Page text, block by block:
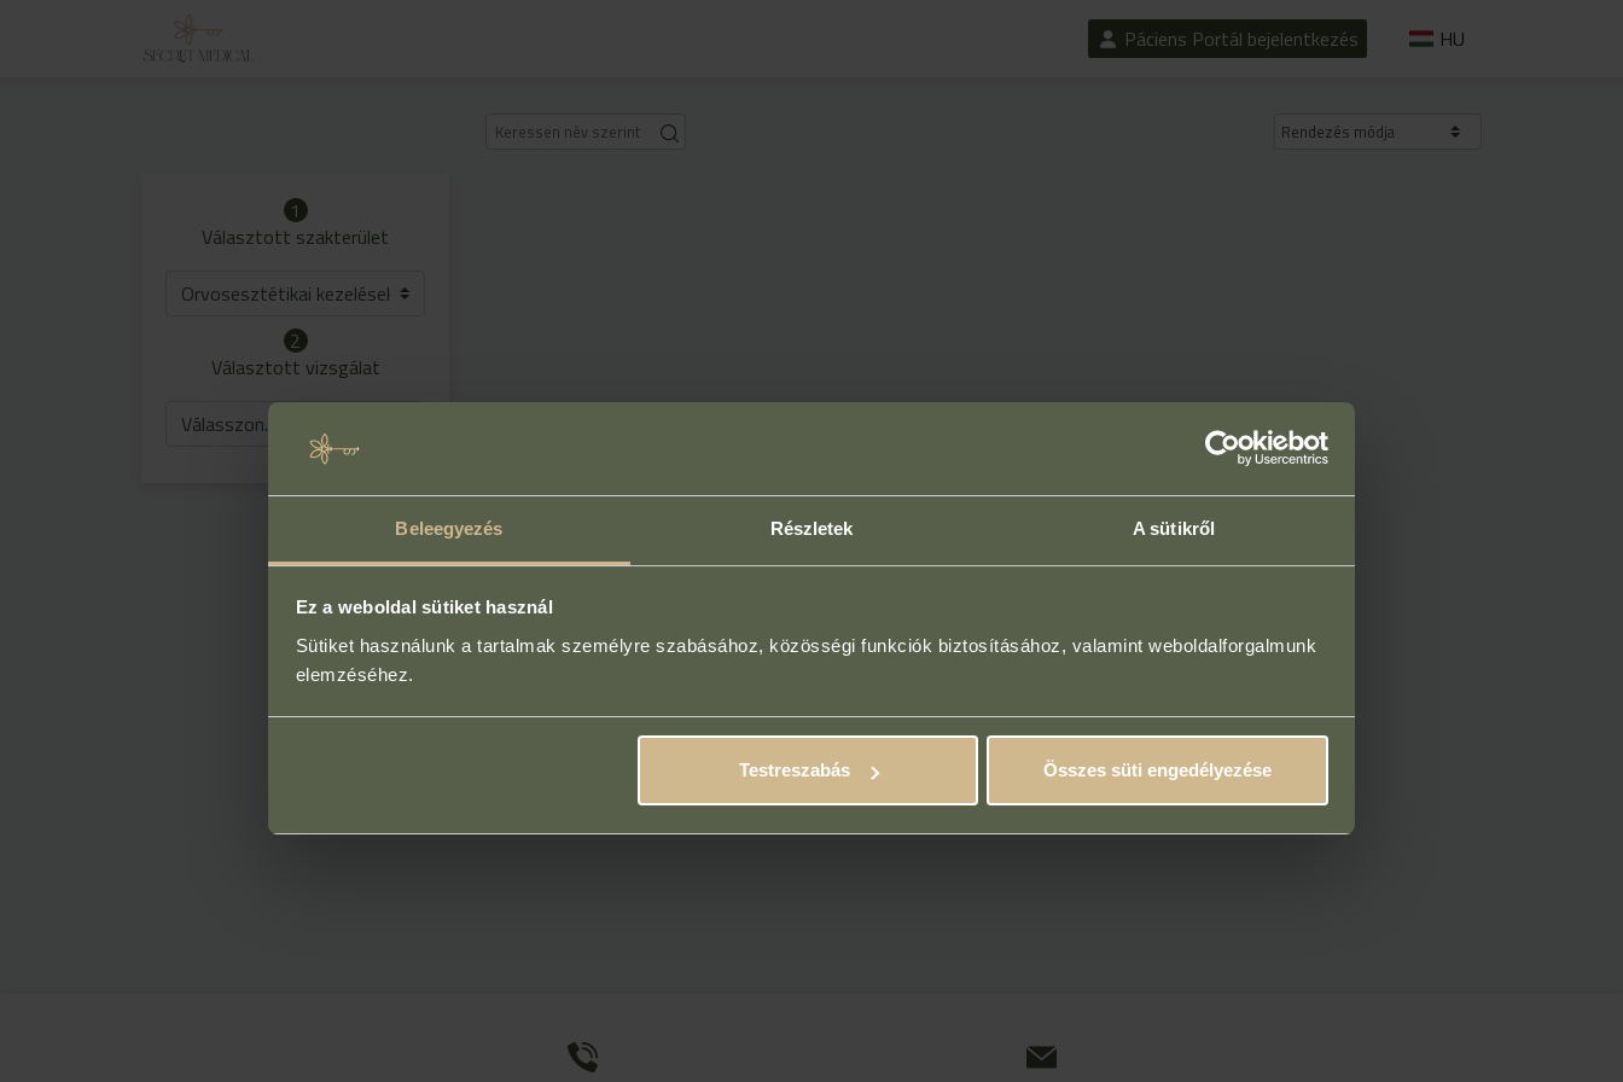
Beleegyezés Részletek A sütikről
Ez a weboldal sütiket használ
Sütiket használunk a tartalmak személyre szabásához, közösségi funkciók biztosításához, valamint weboldalforgalmunk
elemzéséhez.
Testreszabás Összes süti engedélyezése
Páciens Portál bejelentkezés HU
Rendezés módja
1
Választott szakterület
Orvosesztétikai kezelések
2
Választott vizsgálat
Válasszon...